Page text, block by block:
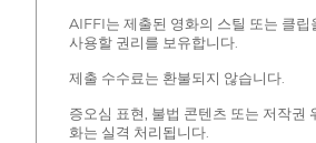
AIFFI는 제출된 영화의 스틸 또는 클립
사용할 권리를 보유합니다.
제출 수수료는 환불되지 않습니다.
증오심 표현, 불법 콘텐츠 또는 저작권
화는 실격 처리됩니다.